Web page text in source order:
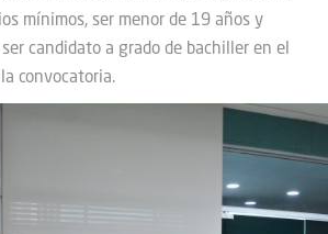
mínimos, ser menor de 19 años y
candidato a grado de bachiller en el
convocatoria.